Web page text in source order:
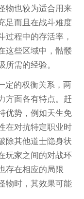
物也较为适合用来
足而且在战斗难度
过程中的存活率，
这些区域中，骷髅
需的经验。
定的权衡关系，两
方面各有特点。赶
优势，例如天生免
在对抗特定职业时
除其他道士隐身状
玩家之间的对战环
存在相应的局限
物时，其效果可能